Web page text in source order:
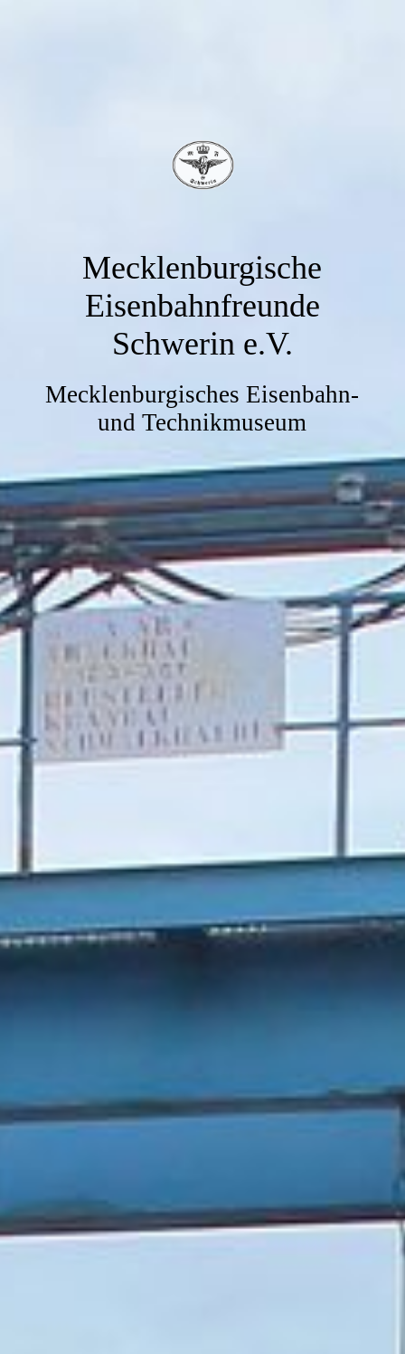
Mecklenburgische
Eisenbahnfreunde
Schwerin e.V.
Mecklenburgisches Eisenbahn-
und Technikmuseum